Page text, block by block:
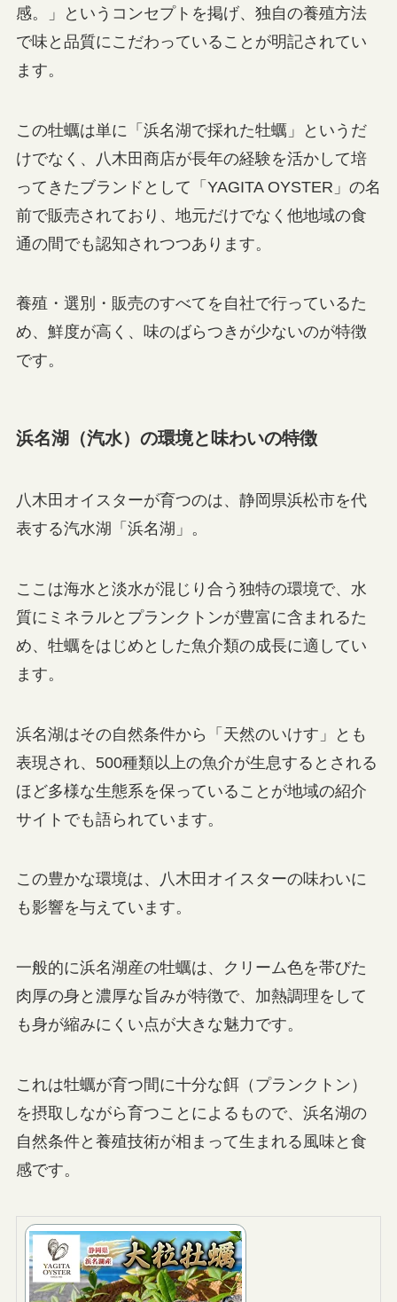
感。」というコンセプトを掲げ、独自の養殖方法
で味と品質にこだわっていることが明記されてい
ます。
この牡蠣は単に「浜名湖で採れた牡蠣」というだ
けでなく、八木田商店が長年の経験を活かして培
ってきたブランドとして「YAGITA OYSTER」の名
前で販売されており、地元だけでなく他地域の食
通の間でも認知されつつあります。
養殖・選別・販売のすべてを自社で行っているた
め、鮮度が高く、味のばらつきが少ないのが特徴
です。
浜名湖（汽水）の環境と味わいの特徴
八木田オイスターが育つのは、静岡県浜松市を代
表する汽水湖「浜名湖」。
ここは海水と淡水が混じり合う独特の環境で、水
質にミネラルとプランクトンが豊富に含まれるた
め、牡蠣をはじめとした魚介類の成長に適してい
ます。
浜名湖はその自然条件から「天然のいけす」とも
表現され、500種類以上の魚介が生息するとされる
ほど多様な生態系を保っていることが地域の紹介
サイトでも語られています。
この豊かな環境は、八木田オイスターの味わいに
も影響を与えています。
一般的に浜名湖産の牡蠣は、クリーム色を帯びた
肉厚の身と濃厚な旨みが特徴で、加熱調理をして
も身が縮みにくい点が大きな魅力です。
これは牡蠣が育つ間に十分な餌（プランクトン）
を摂取しながら育つことによるもので、浜名湖の
自然条件と養殖技術が相まって生まれる風味と食
感です。